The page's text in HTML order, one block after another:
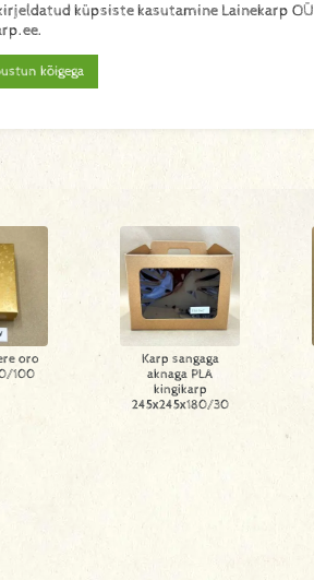
oro
100
Karp sangaga
aknaga PLA
kingikarp
245x245x180/30
küpsiste kasutamine Lainekarp OÜ
kõigega